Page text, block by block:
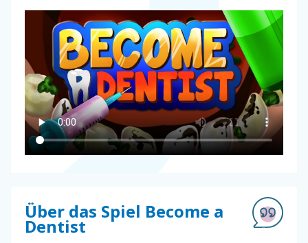
Über das Spiel Become a
Dentist